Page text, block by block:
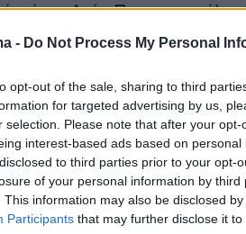
- Do Not Process My Personal
opt-out of the sale, sharing to third
for targeted advertising by us,
selection. Please note that after your
interest-based ads based on
to third parties prior to your opt-
of your personal information by third
This information may also be disclosed
Participants that may further disclose it to
μέχρι Αγία Παρασκευή),
Τ.Κ. Παλιουρίου),
Σιθωνίας
Συνεταιρισμό
(Κομίτσα
- Φυσώκα -